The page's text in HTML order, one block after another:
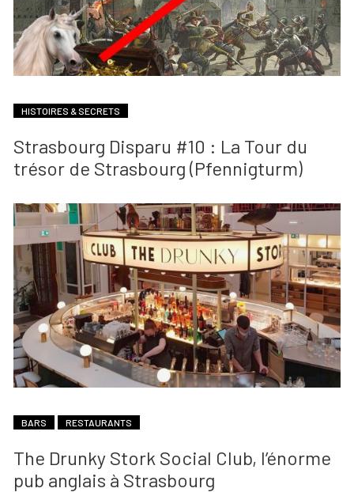
HISTOIRES & SECRETS
Strasbourg Disparu #10 : La Tour du
trésor de Strasbourg (Pfennigturm)
BARS RESTAURANTS
The Drunky Stork Social Club, l’énorme
pub anglais à Strasbourg